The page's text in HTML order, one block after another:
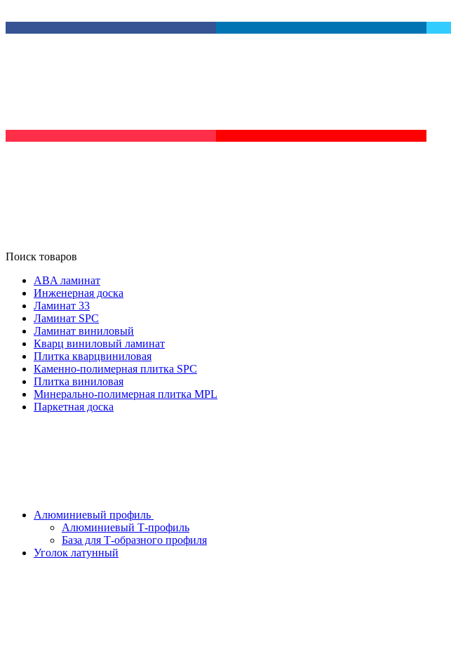
Поиск товаров
ABA ламинат
Инженерная доска
Ламинат 33
Ламинат SPC
Ламинат виниловый
Кварц виниловый ламинат
Плитка кварцвиниловая
Каменно-полимерная плитка SPC
Плитка виниловая
Минерально-полимерная плитка MPL
Паркетная доска
Алюминиевый профиль
Алюминиевый Т-профиль
База для Т-образного профиля
Уголок латунный